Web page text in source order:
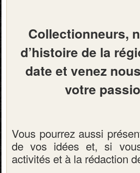
Collectionneurs,
d’histoire de la
date et venez
votre
Vous pourrez aussi
de vos idées et, si
activités et à la rédaction